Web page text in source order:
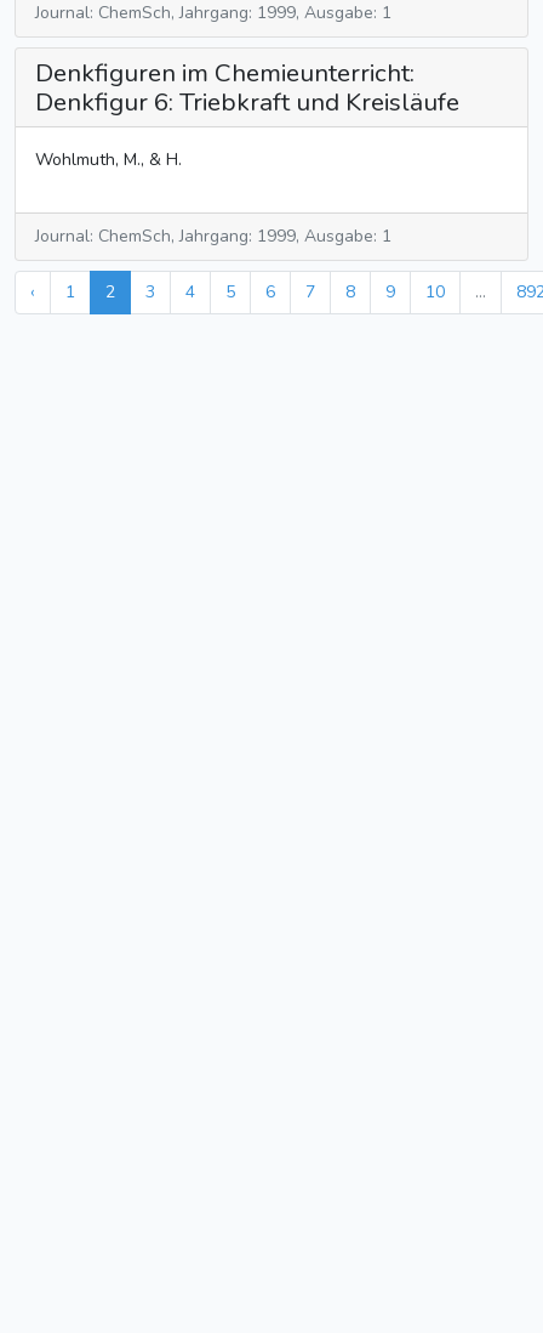
Journal: ChemSch, Jahrgang: 1999, Ausgabe: 1
Denkfiguren im Chemieunterricht:
Denkfigur 6: Triebkraft und Kreisläufe
Wohlmuth, M., & H.
Journal: ChemSch, Jahrgang: 1999, Ausgabe: 1
‹ 1 2 3 4 5 6 7 8 9 10 ...